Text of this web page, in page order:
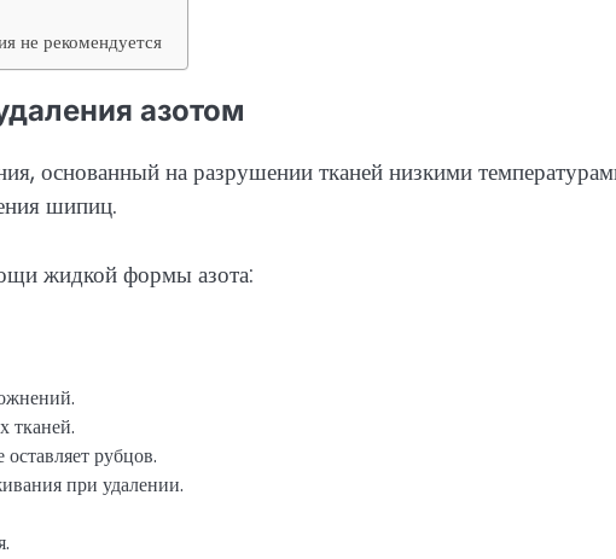
не рекомендуется
азотом
основанный на разрушении тканей низкими
шипиц.
жидкой формы азота:
тканей.
рубцов.
при удалении.